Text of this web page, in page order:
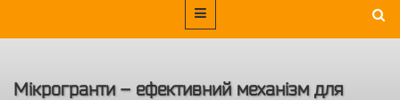
Мікрогранти – ефективний механізм для